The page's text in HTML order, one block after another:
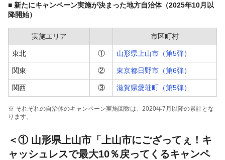
■ 新たにキャンペーン実施が決まった地方自治体（2025年10月以
降開始）
実施エリア 市区町村
東北 ① 山形県上山市（第5弾）
関東 ② 東京都日野市（第6弾）
関西 ③ 滋賀県愛荘町（第5弾）
※ それぞれの自治体のキャンペーン実施回数は、2020年7月以降の累計とな
ります。
＜① 山形県上山市「上山市にござってぇ！キ
ャッシュレスで最大10％戻ってくるキャンペ